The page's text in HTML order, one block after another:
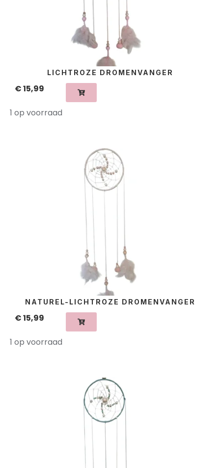
LICHTROZE DROMENVANGER
€15,99
1 op voorraad
NATUREL-LICHTROZE DROMENVANGER
€15,99
1 op voorraad